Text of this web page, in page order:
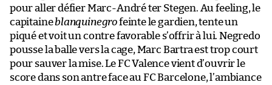
pour aller défier Marc-André ter Stegen. Au feeling, le
capitaineblanquinegrofeinte le gardien, tente un
piqué et voit un contre favorable s’offrir à lui. Negredo
pousse la balle vers la cage, Marc Bartra est trop court
pour sauver la mise. Le FC Valence vient d’ouvrir le
score dans son antre face au FC Barcelone, l’ambiance